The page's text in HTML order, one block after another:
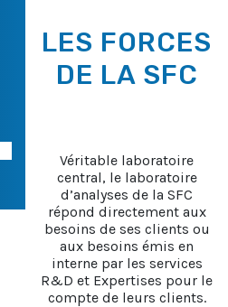
LES FORCES
DE LA SFC
Véritable laboratoire
central, le laboratoire
d’analyses de la SFC
répond directement aux
besoins de ses clients ou
aux besoins émis en
interne par les services
R&D et Expertises pour le
compte de leurs clients.